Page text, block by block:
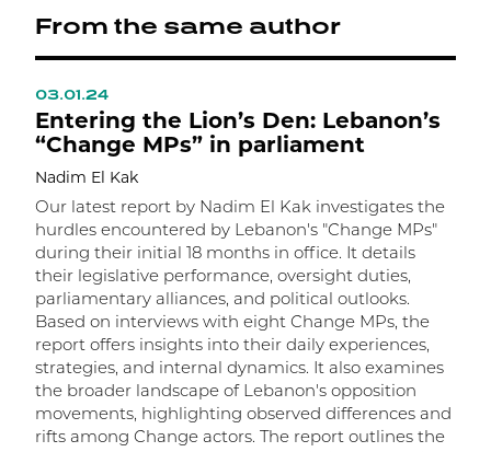
From the same author
03.01.24
Entering the Lion’s Den: Lebanon’s
“Change MPs” in parliament
Nadim El Kak
Our latest report by Nadim El Kak investigates the
hurdles encountered by Lebanon's "Change MPs"
during their initial 18 months in office. It details
their legislative performance, oversight duties,
parliamentary alliances, and political outlooks.
Based on interviews with eight Change MPs, the
report offers insights into their daily experiences,
strategies, and internal dynamics. It also examines
the broader landscape of Lebanon's opposition
movements, highlighting observed differences and
rifts among Change actors. The report outlines the